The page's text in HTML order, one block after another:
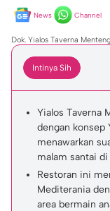
News Channel
Dok. Yialos Taverna Menteng
Intinya Sih
Yialos Taverna
dengan konsep
menawarkan
malam santai
Restoran ini
Mediterania
area bermain